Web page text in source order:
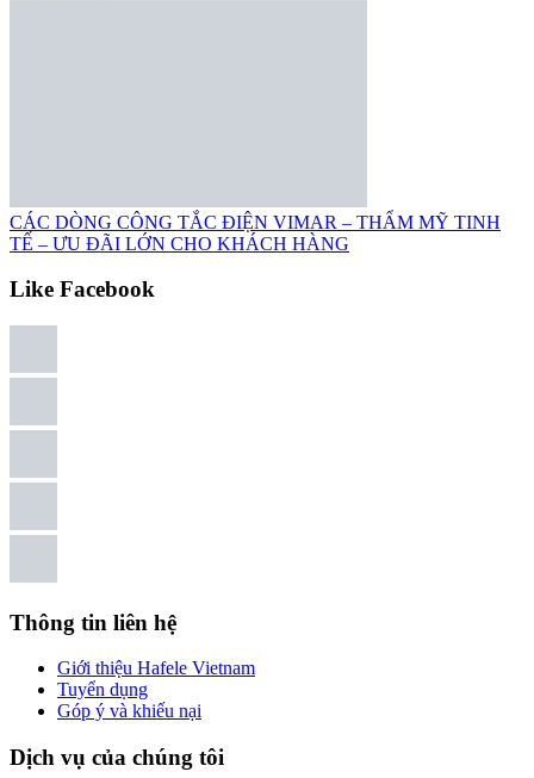
CÁC DÒNG CÔNG TẮC ĐIỆN VIMAR – THẨM MỸ TINH
TẾ – ƯU ĐÃI LỚN CHO KHÁCH HÀNG
Like Facebook
Thông tin liên hệ
Giới thiệu Hafele Vietnam
Tuyển dụng
Góp ý và khiếu nại
Dịch vụ của chúng tôi